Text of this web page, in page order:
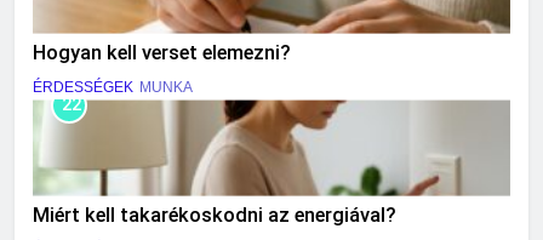
Hogyan kell verset elemezni?
ÉRDESSÉGEK MUNKA
22
Miért kell takarékoskodni az energiával?